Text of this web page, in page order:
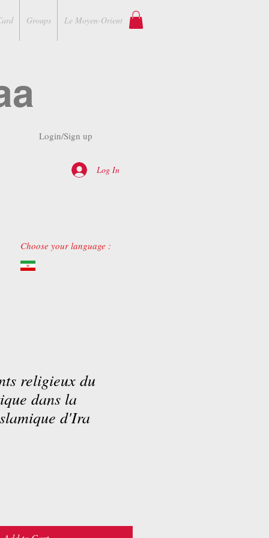
Groups Le Moyen-Orient
Login/Sign up
Log In
Choose your language :
religieux du
dans la
d'Ira